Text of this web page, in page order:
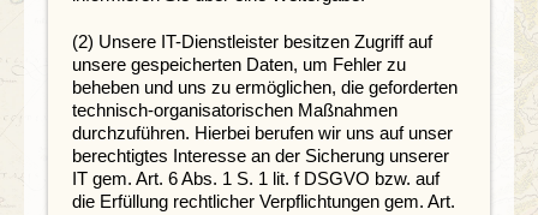
(2) Unsere IT-Dienstleister besitzen Zugriff auf
unsere gespeicherten Daten, um Fehler zu
beheben und uns zu ermöglichen, die geforderten
technisch-organisatorischen Maßnahmen
durchzuführen. Hierbei berufen wir uns auf unser
berechtigtes Interesse an der Sicherung unserer
IT gem. Art. 6 Abs. 1 S. 1 lit. f DSGVO bzw. auf
die Erfüllung rechtlicher Verpflichtungen gem. Art.